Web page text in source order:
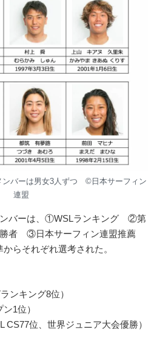
ンバーは男女3人ずつ ©︎日本サーフィン
連盟
ンバーは、①WSLランキング ②第
者 ③日本サーフィン連盟推薦
らそれぞれ選考された。
ンキング8位）
1位）
CS77位、世界ジュニア大会優勝）